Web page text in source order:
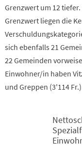
Grenzwert um 12
Grenzwert liegen die
sich ebenfalls 21
22 Gemeinden
Einwohner/in haben
und Greppen (3'114
Nettoschuld ohne